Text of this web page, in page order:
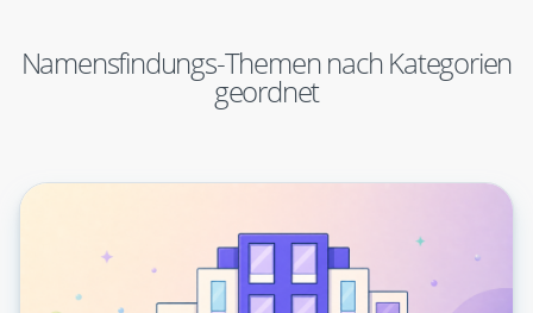
Namensfindungs-Themen nach Kategorien
geordnet